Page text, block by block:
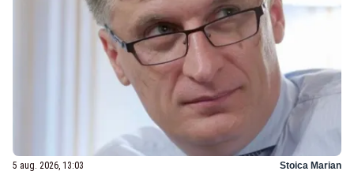
5 aug. 2026, 13:03 Stoica Marian